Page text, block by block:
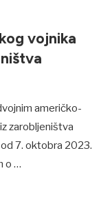
vojnika
američko-
zarobljeništva
7. oktobra 2023.
o …